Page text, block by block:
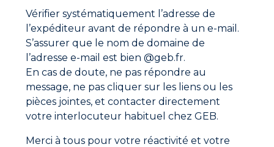
empêcher l’eau de s’infiltrer dans le sol environnant.
C’est un moment délicat, car il faut prendre soin de
bien la poser pour éviter les potentielles fuites et
garantir l’étanchéité de la piscine.
En cas de fuite constatée lors d’une pose de liner, il
vous faut intervenir sans attendre pour colmater le
trou ou la fissure. Le POOL KIT DE RÉPARATION
LINER GEBpourra alors vous être utile dans votre
Vérifier systématiquement l’adresse de
l’expéditeur avant de répondre à un e-mail.
S’assurer que le nom de domaine de
l’adresse e-mail est bien @geb.fr.
En cas de doute, ne pas répondre au
message, ne pas cliquer sur les liens ou les
pièces jointes, et contacter directement
votre interlocuteur habituel chez GEB.
Merci à tous pour votre réactivité et votre